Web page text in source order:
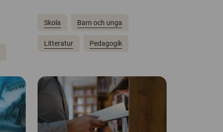
Skola Barn och unga
Litteratur Pedagogik